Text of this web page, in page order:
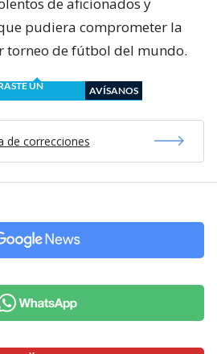
pudiera comprometer la
torneo de fútbol del mundo.
UN
AVÍSANOS
de correcciones